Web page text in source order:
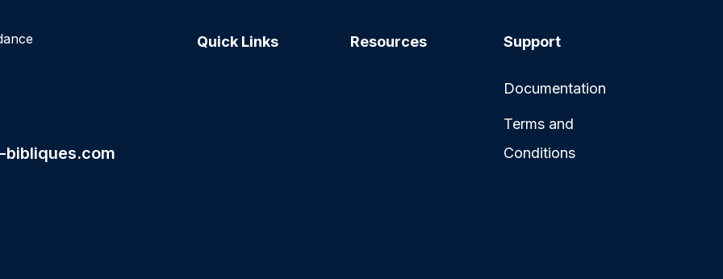
Quick Links Resources Support
Documentation
Terms and
Conditions